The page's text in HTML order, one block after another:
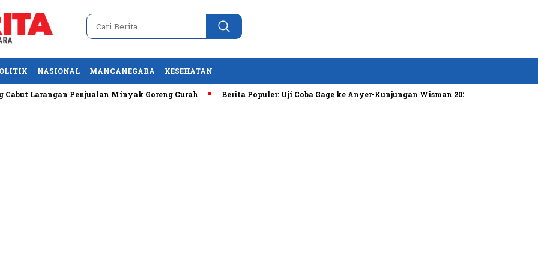
NASIONAL MANCANEGARA KESEHATAN
Larangan Penjualan Minyak Goreng Curah Berita Populer: Uji Coba Gage ke Anyer-Kunjungan Wisman 2022 Diprediksi Rendah